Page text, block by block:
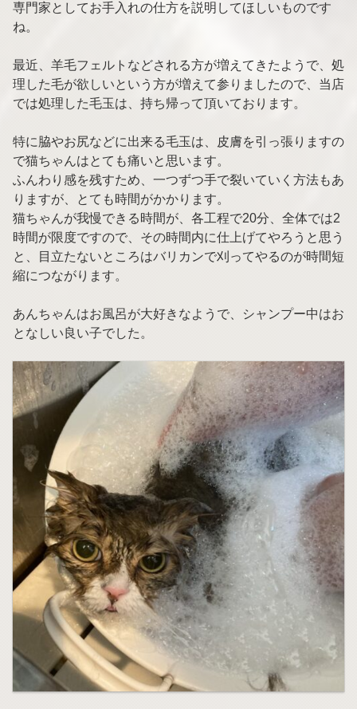
専門家としてお手入れの仕方を説明してほしいものです
ね。
最近、羊毛フェルトなどされる方が増えてきたようで、処
理した毛が欲しいという方が増えて参りましたので、当店
では処理した毛玉は、持ち帰って頂いております。
特に脇やお尻などに出来る毛玉は、皮膚を引っ張りますの
で猫ちゃんはとても痛いと思います。
ふんわり感を残すため、一つずつ手で裂いていく方法もあ
りますが、とても時間がかかります。
猫ちゃんが我慢できる時間が、各工程で20分、全体では2
時間が限度ですので、その時間内に仕上げてやろうと思う
と、目立たないところはバリカンで刈ってやるのが時間短
縮につながります。
あんちゃんはお風呂が大好きなようで、シャンプー中はお
となしい良い子でした。